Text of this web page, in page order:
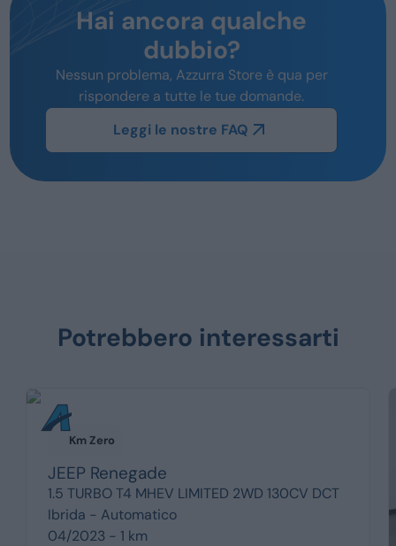
Hai ancora qualche
dubbio?
Nessun problema, Azzurra Store è qua per
rispondere a tutte le tue domande.
Leggi le nostre FAQ
Potrebbero interessarti
Km Zero
JEEP Renegade
1.5 TURBO T4 MHEV LIMITED 2WD 130CV DCT
Ibrida - Automatico
04/2023 - 1 km